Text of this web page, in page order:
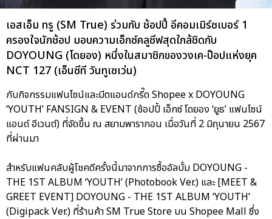
เอสเอ็ม ทรู (SM True) ร่วมกับ ช้อปปี้ อีคอมเมิร์ซเบอร์ 1
ครองใจนักช้อป มอบความเอ็กซ์คลูซีฟสุดใกล้ชิดกับ
DOYOUNG (โดยอง) หนึ่งในสมาชิกของวงเค-ป๊อปแห่งยุค
NCT 127 (เอ็นซีที วันทูเซเว่น)
กับกิจกรรมแฟนไซน์และมีตแอนด์กรี๊ด Shopee x DOYOUNG
‘YOUTH’ FANSIGN & EVENT (ช้อปปี้ เอ็กซ์ โดยอง ‘ยูธ’ แฟนไซน์
แอนด์ อีเวนต์) ที่จัดขึ้น ณ สยามพารากอน เมื่อวันที่ 2 มิถุนายน 2567
ที่ผ่านมา
สำหรับแฟนคลับผู้โชคดีครั้งนี้มาจากการซื้ออัลบั้ม DOYOUNG -
THE 1ST ALBUM ‘YOUTH’ (Photobook Ver.) และ [MEET &
GREET EVENT] DOYOUNG - THE 1ST ALBUM ‘YOUTH’
(Digipack Ver.) ที่ร้านค้า SM True Store บน Shopee Mall ซึ่ง